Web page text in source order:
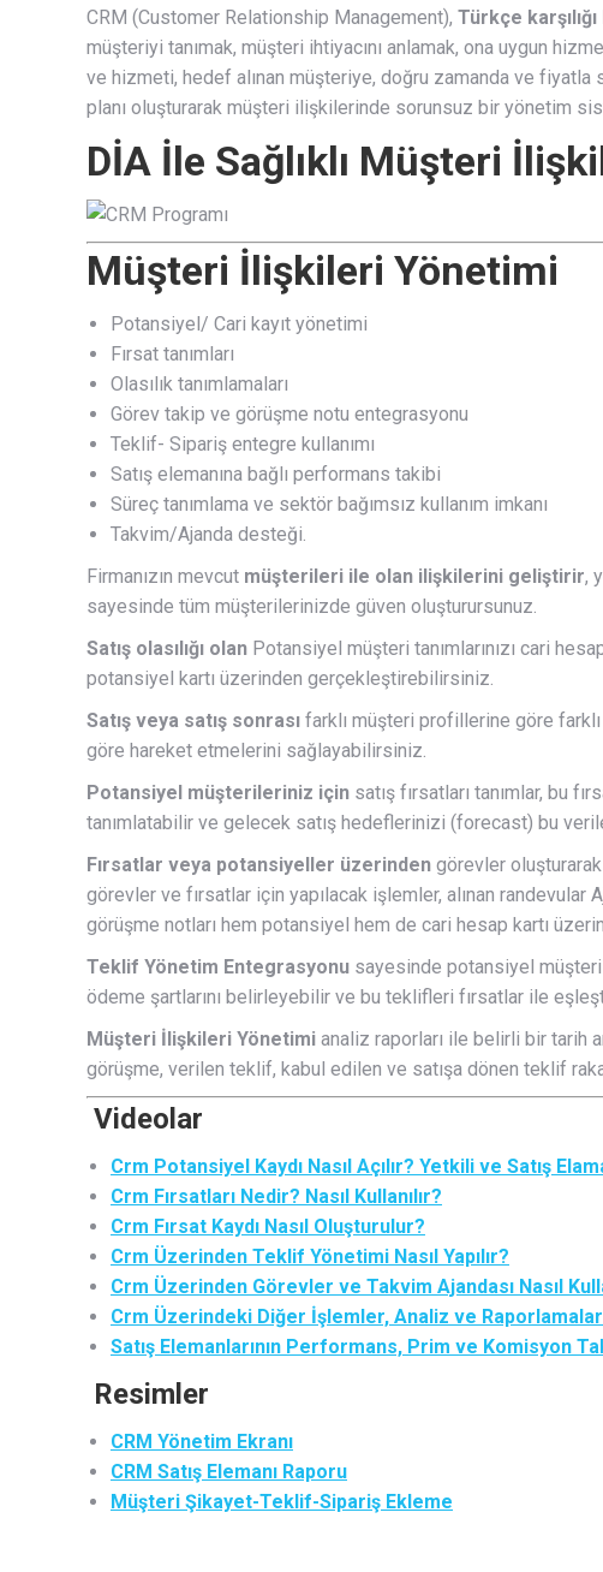
CRM (Customer Relationship Management), Türkçe
müşteriyi tanımak, müşteri ihtiyacını anlamak, ona uygun
ve hizmeti, hedef alınan müşteriye, doğru zamanda ve fiyatla
planı oluşturarak müşteri ilişkilerinde sorunsuz bir yönetim
DİA İle Sağlıklı Müşteri
Müşteri İlişkileri Yönetimi
Potansiyel/ Cari kayıt yönetimi
Fırsat tanımları
Olasılık tanımlamaları
Görev takip ve görüşme notu entegrasyonu
Teklif- Sipariş entegre kullanımı
Satış elemanına bağlı performans takibi
Süreç tanımlama ve sektör bağımsız kullanım imkanı
Takvim/Ajanda desteği.
Firmanızın mevcut müşterileri ile olan ilişkilerini geliştirir,
sayesinde tüm müşterilerinizde güven oluşturursunuz.
Satış olasılığı olan Potansiyel müşteri tanımlarınızı cari
potansiyel kartı üzerinden gerçekleştirebilirsiniz.
Satış veya satış sonrası farklı müşteri profillerine göre
göre hareket etmelerini sağlayabilirsiniz.
Potansiyel müşterileriniz için satış fırsatları tanımlar, bu
tanımlatabilir ve gelecek satış hedeflerinizi (forecast) bu
Fırsatlar veya potansiyeller üzerinden görevler
görevler ve fırsatlar için yapılacak işlemler, alınan
görüşme notları hem potansiyel hem de cari hesap kartı
Teklif Yönetim Entegrasyonu sayesinde potansiyel
ödeme şartlarını belirleyebilir ve bu teklifleri fırsatlar ile
Müşteri İlişkileri Yönetimi analiz raporları ile belirli bir tarih
görüşme, verilen teklif, kabul edilen ve satışa dönen teklif
Videolar
Crm Potansiyel Kaydı Nasıl Açılır? Yetkili ve Satış
Crm Fırsatları Nedir? Nasıl Kullanılır?
Crm Fırsat Kaydı Nasıl Oluşturulur?
Crm Üzerinden Teklif Yönetimi Nasıl Yapılır?
Crm Üzerinden Görevler ve Takvim Ajandası Nasıl
Crm Üzerindeki Diğer İşlemler, Analiz ve
Satış Elemanlarının Performans, Prim ve Komisyon
Resimler
CRM Yönetim Ekranı
CRM Satış Elemanı Raporu
Müşteri Şikayet-Teklif-Sipariş Ekleme